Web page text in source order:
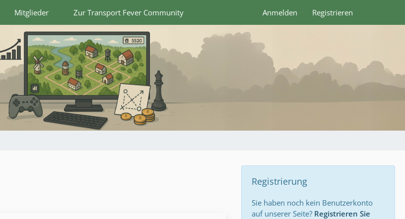
Mitglieder Zur Transport Fever Community Anmelden Registrieren
Registrierung
Sie haben noch kein Benutzerkonto
auf unserer Seite? Registrieren Sie